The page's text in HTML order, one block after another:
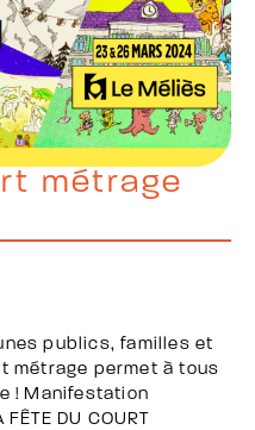
métrage
publics, familles et
métrage permet à tous
! Manifestation
DU COURT